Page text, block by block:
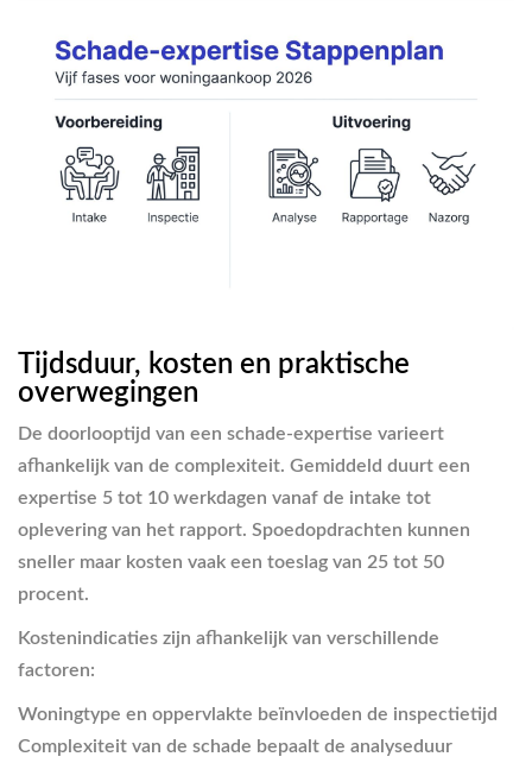
Tijdsduur, kosten en praktische
overwegingen
De doorlooptijd van een schade-expertise varieert
afhankelijk van de complexiteit. Gemiddeld duurt een
expertise 5 tot 10 werkdagen vanaf de intake tot
oplevering van het rapport. Spoedopdrachten kunnen
sneller maar kosten vaak een toeslag van 25 tot 50
procent.
Kostenindicaties zijn afhankelijk van verschillende
factoren:
Woningtype en oppervlakte beïnvloeden de inspectietijd
Complexiteit van de schade bepaalt de analyseduur